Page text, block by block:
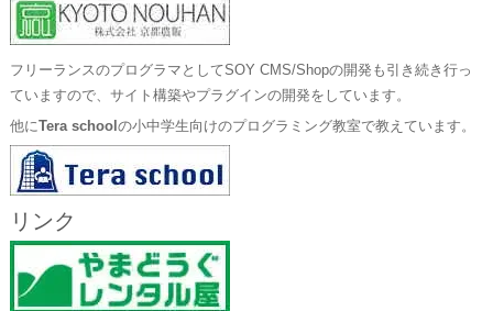
フリーランスのプログラマとしてSOY CMS/Shopの開発も引き続き行っ
ていますので、サイト構築やプラグインの開発をしています。
他にTera school の小中学生向けのプログラミング教室で教えています。
リンク